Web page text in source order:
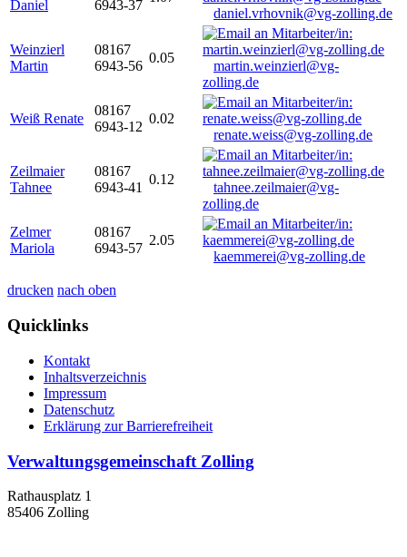
Daniel
6943-37
daniel.vrhovnik@vg-zolling.de
Weinzierl
Martin
08167
6943-56
0.05
martin.weinzierl@vg-
zolling.de
Weiß Renate
08167
6943-12
0.02
renate.weiss@vg-zolling.de
Zeilmaier
Tahnee
08167
6943-41
0.12
tahnee.zeilmaier@vg-
zolling.de
Zelmer
Mariola
08167
6943-57
2.05
kaemmerei@vg-zolling.de
drucken nach oben
Quicklinks
Kontakt
Inhaltsverzeichnis
Impressum
Datenschutz
Erklärung zur Barrierefreiheit
Verwaltungsgemeinschaft Zolling
Rathausplatz 1
85406 Zolling